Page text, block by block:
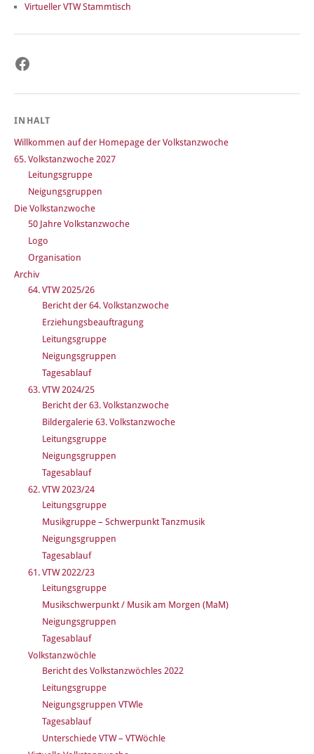
Virtueller VTW Stammtisch
Facebook
INHALT
Willkommen auf der Homepage der Volkstanzwoche
65. Volkstanzwoche 2027
Leitungsgruppe
Neigungsgruppen
Die Volkstanzwoche
50 Jahre Volkstanzwoche
Logo
Organisation
Archiv
64. VTW 2025/26
Bericht der 64. Volkstanzwoche
Erziehungsbeauftragung
Leitungsgruppe
Neigungsgruppen
Tagesablauf
63. VTW 2024/25
Bericht der 63. Volkstanzwoche
Bildergalerie 63. Volkstanzwoche
Leitungsgruppe
Neigungsgruppen
Tagesablauf
62. VTW 2023/24
Leitungsgruppe
Musikgruppe – Schwerpunkt Tanzmusik
Neigungsgruppen
Tagesablauf
61. VTW 2022/23
Leitungsgruppe
Musikschwerpunkt / Musik am Morgen (MaM)
Neigungsgruppen
Tagesablauf
Volkstanzwöchle
Bericht des Volkstanzwöchles 2022
Leitungsgruppe
Neigungsgruppen VTWle
Tagesablauf
Unterschiede VTW – VTWöchle